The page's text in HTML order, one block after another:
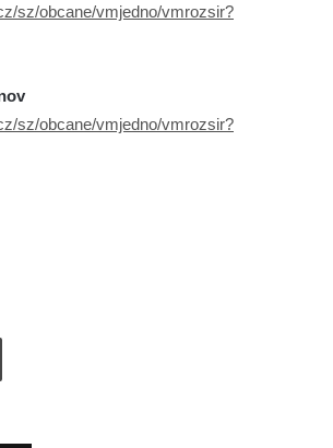
sz/obcane/vmjedno/vmrozsir?
sz/obcane/vmjedno/vmrozsir?
Tisknout